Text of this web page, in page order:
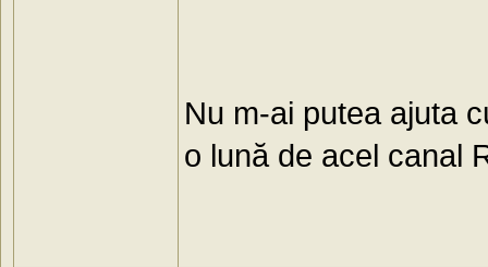
Nu m-ai putea ajuta
o lună de acel canal